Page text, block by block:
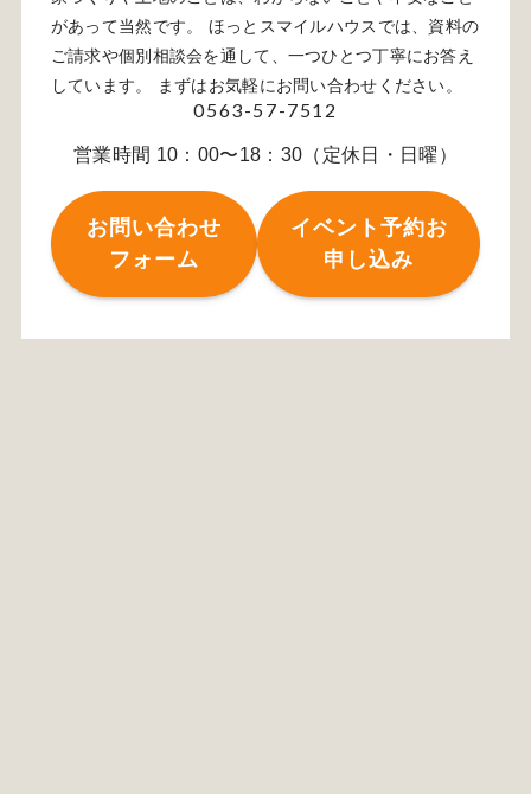
があって当然です。 ほっとスマイルハウスでは、資料の
ご請求や個別相談会を通して、一つひとつ丁寧にお答え
しています。 まずはお気軽にお問い合わせください。
0563-57-7512
営業時間 10：00〜18：30（定休日・日曜）
お問い合わせ
フォーム
イベント予約お
申し込み